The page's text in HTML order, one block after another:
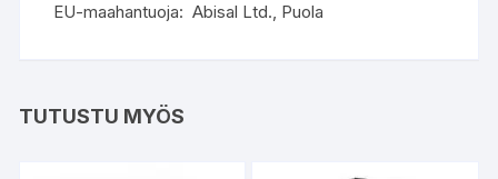
EU-maahantuoja: Abisal Ltd., Puola
TUTUSTU MYÖS